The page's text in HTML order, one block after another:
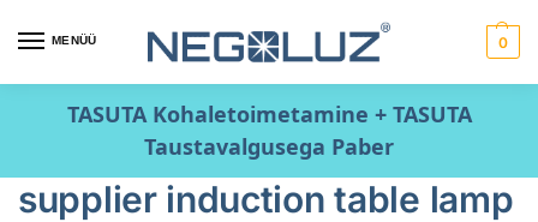
MENÜÜ 0
TASUTA Kohaletoimetamine + TASUTA
Taustavalgusega Paber
supplier induction table lamp